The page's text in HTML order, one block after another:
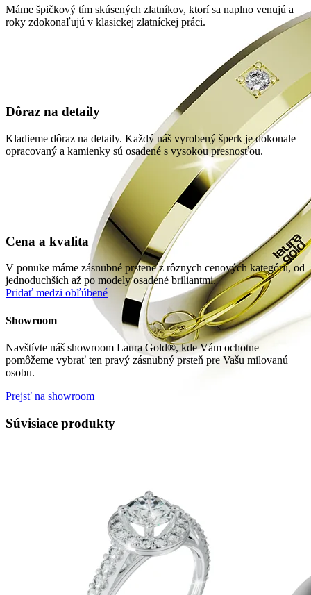
Máme špičkový tím skúsených zlatníkov, ktorí sa naplno venujú a
roky zdokonaľujú v klasickej zlatníckej práci.
Dôraz na detaily
Kladieme dôraz na detaily. Každý náš vyrobený šperk je dokonale
opracovaný a kamienky sú osadené s vysokou presnosťou.
Cena a kvalita
V ponuke máme zásnubné prstene z rôznych cenových kategórií, od
jednoduchších až po modely osadené briliantmi.
Pridať medzi obľúbené
Showroom
Navštívte náš showroom Laura Gold®, kde Vám ochotne
pomôžeme vybrať ten pravý zásnubný prsteň pre Vašu milovanú
osobu.
Prejsť na showroom
Súvisiace produkty